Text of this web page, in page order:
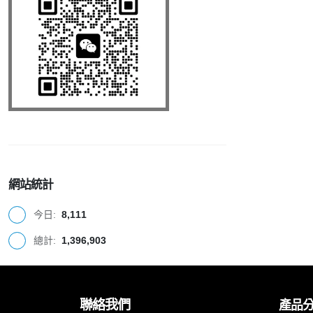
網站統計
今日: 8,111
總計: 1,396,903
聯絡我們 產品